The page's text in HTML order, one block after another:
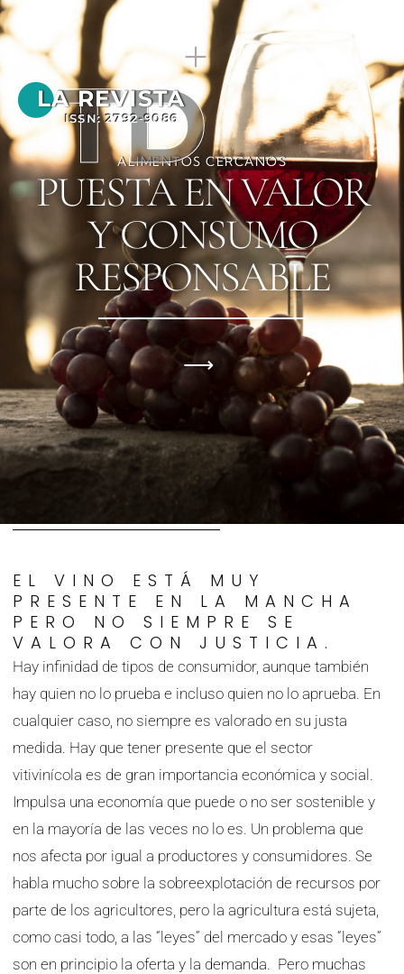
TD
LA REVISTA
ISSN: 2792-9086
ALIMENTOS CERCANOS
PUESTA EN VALOR
Y CONSUMO
RESPONSABLE
⟶
EL VINO ESTÁ MUY
PRESENTE EN LA MANCHA
PERO NO SIEMPRE SE
VALORA CON JUSTICIA.
Hay infinidad de tipos de consumidor, aunque también
hay quien no lo prueba e incluso quien no lo aprueba. En
cualquier caso, no siempre es valorado en su justa
medida. Hay que tener presente que el sector
vitivinícola es de gran importancia económica y social.
Impulsa una economía que puede o no ser sostenible y
en la mayoría de las veces no lo es. Un problema que
nos afecta por igual a productores y consumidores. Se
habla mucho sobre la sobreexplotación de recursos por
parte de los agricultores, pero la agricultura está sujeta,
como casi todo, a las “leyes” del mercado y esas “leyes”
son en principio la oferta y la demanda. Pero muchas